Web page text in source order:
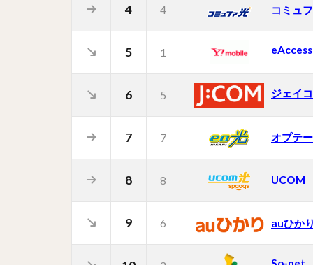
4 4 コミュ
5 1
6 5 ジェイ
7 7 オプテ
8 8 UCOM
9 6 auひか